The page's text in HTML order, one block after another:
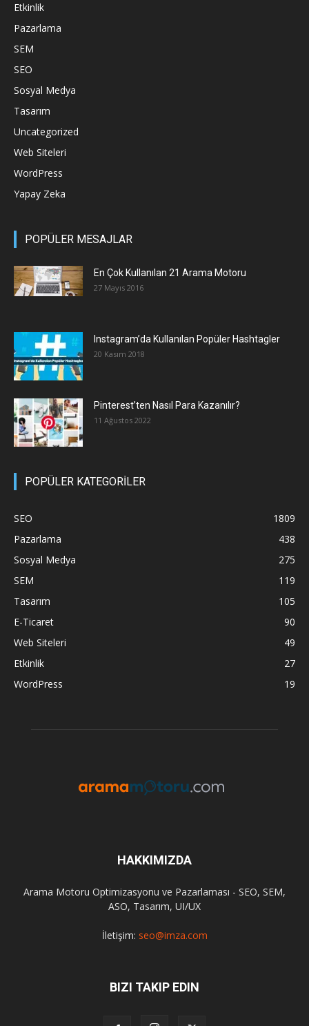
Etkinlik
Pazarlama
SEM
SEO
Sosyal Medya
Tasarım
Uncategorized
Web Siteleri
WordPress
Yapay Zeka
POPÜLER MESAJLAR
En Çok Kullanılan 21 Arama Motoru
27 Mayıs 2016
Instagram’da Kullanılan Popüler Hashtagler
20 Kasım 2018
Pinterest’ten Nasıl Para Kazanılır?
11 Ağustos 2022
POPÜLER KATEGORİLER
SEO
1809
Pazarlama
438
Sosyal Medya
275
SEM
119
Tasarım
105
E-Ticaret
90
Web Siteleri
49
Etkinlik
27
WordPress
19
HAKKIMIZDA
Arama Motoru Optimizasyonu ve Pazarlaması - SEO, SEM,
ASO, Tasarım, UI/UX
İletişim: seo@imza.com
BIZI TAKIP EDIN